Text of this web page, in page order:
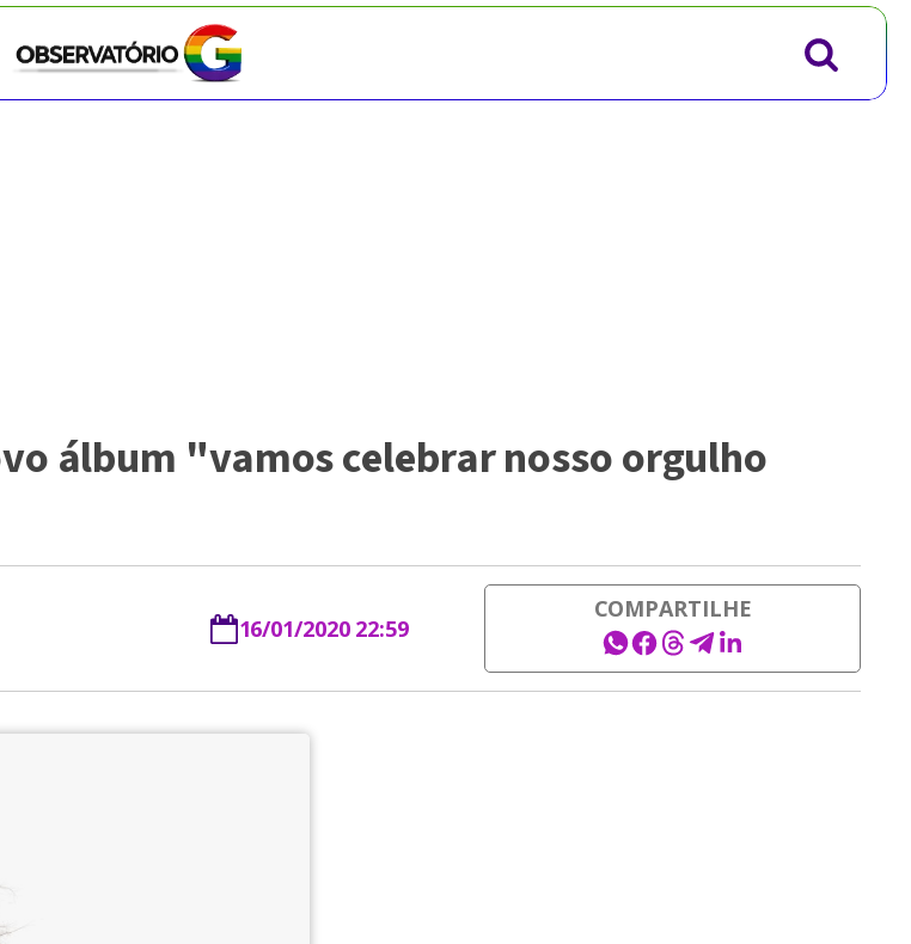
álbum "vamos celebrar nosso orgulho
16/01/2020 22:59
COMPARTILHE